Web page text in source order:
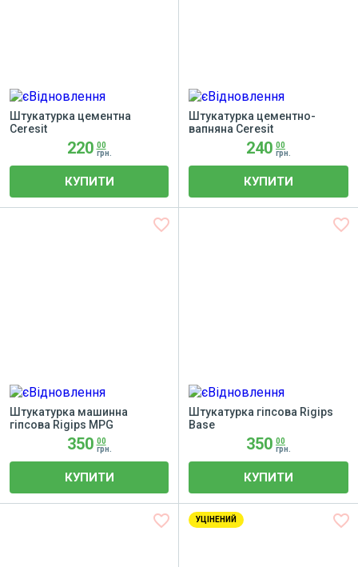
Штукатурка цементна
Ceresit
220 00
грн.
КУПИТИ
Штукатурка цементно-
вапняна Ceresit
240 00
грн.
КУПИТИ
Штукатурка машинна
гіпсова Rigips MPG
350 00
грн.
КУПИТИ
favorite_border
Штукатурка гіпсова Rigips
Base
350 00
грн.
КУПИТИ
favorite_border
favorite_border УЦІНЕНИЙ favorite_border